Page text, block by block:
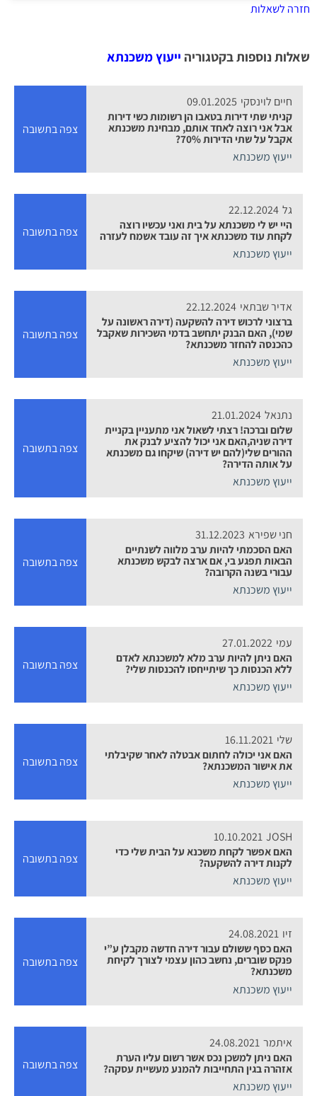
חזרה לשאלות
שאלות נוספות בקטגוריה ייעוץ משכנתא
חיים לוינסקי 09.01.2025
קניתי שתי דירות בטאבו הן רשומות כשי דירות
אבל אני רוצה לאחד אותם, מבחינת משכנתא
אקבל על שתי הדירות 70%?
ייעוץ משכנתא
צפה בתשובה
גל 22.12.2024
היי יש לי משכנתא על בית ואני עכשיו רוצה
לקחת עוד משכנתא איך זה עובד אשמח לעזרה
ייעוץ משכנתא
צפה בתשובה
אדיר שבתאי 22.12.2024
ברצוני לרכוש דירה להשקעה (דירה ראשונה על
שמי), האם הבנק יתחשב בדמי השכירות שאקבל
כהכנסה להחזר משכנתא?
ייעוץ משכנתא
צפה בתשובה
נתנאל 21.01.2024
שלום וברכה! רצתי לשאול אני מתעניין בקניית
דירה שניה,האם אני יכול להציע לבנק את
ההורים שלי(להם יש דירה) שיקחו גם משכנתא
על אותה הדירה?
ייעוץ משכנתא
צפה בתשובה
חני שפירא 31.12.2023
האם הסכמתי להיות ערב מלווה לשנתיים
הבאות תפגע בי, אם ארצה לבקש משכנתא
עבורי בשנה הקרובה?
ייעוץ משכנתא
צפה בתשובה
עמי 27.01.2022
האם ניתן להיות ערב מלא למשכנתא לאדם
ללא הכנסות כך שיתייחסו להכנסות שלי?
ייעוץ משכנתא
צפה בתשובה
שלי 16.11.2021
האם אני יכולה לחתום אבטלה לאחר שקיבלתי
את אישור המשכנתא?
ייעוץ משכנתא
צפה בתשובה
JOSH
10.10.2021
האם אפשר לקחת משכנא על הבית שלי כדי
לקנות דירה להשקעה?
ייעוץ משכנתא
צפה בתשובה
זיו 24.08.2021
האם כסף ששולם עבור דירה חדשה מקבלן ע”י
פנקס שוברים, נחשב כהון עצמי לצורך לקיחת
משכנתא?
ייעוץ משכנתא
צפה בתשובה
איתמר 24.08.2021
האם ניתן למשכן נכס אשר רשום עליו הערת
אזהרה בגין התחייבות להמנע מעשיית עסקה?
ייעוץ משכנתא
צפה בתשובה